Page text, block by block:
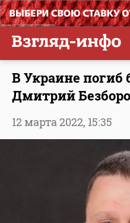
В Украине погиб
Дмитрий
12 марта 2022, 15:35